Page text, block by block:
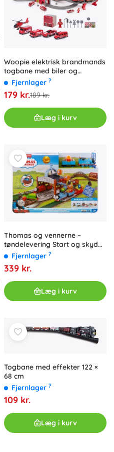
Woopie elektrisk brandmands
togbane med biler og
helikopter, 92 dele
Fjernlager ?
179 kr.189 kr.
Læg i kurv
Thomas og vennerne –
tøndelevering Start og skyd
jernbanesæt med
motordrevet Thomas
Fjernlager ?
339 kr.
Læg i kurv
Togbane med effekter 122 ×
68 cm
Fjernlager ?
109 kr.
Læg i kurv